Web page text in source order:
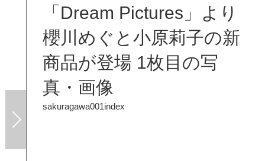
「Dream Pictures」より
櫻川めぐと小原莉子の新
商品が登場 1枚目の写
真・画像
sakuragawa001index